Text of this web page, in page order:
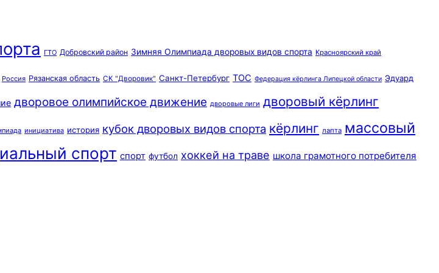
ГТО Добровский район Зимняя Олимпиада дворовых видов спорта Красноярский край
Россия Рязанская область СК "Дворовик" Санкт-Петербург ТОС Федерация кёрлинга Липецкой области Эдуард
дворовое олимпийское движение дворовые лиги дворовый кёрлинг
инициатива история кубок дворовых видов спорта кёрлинг лапта массовый
спорт спорт футбол хоккей на траве школа грамотного потребителя